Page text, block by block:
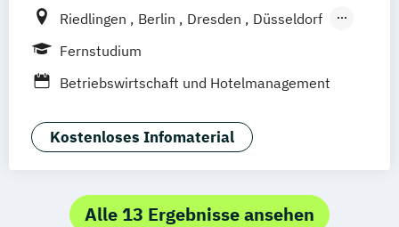
Riedlingen Berlin Dresden
Düsseldorf
Hamburg
Mannheim Wertheim
Wien
Frankfurt am Main Hamm
Fernstudium
Betriebswirtschaft und Hotelmanagement
Kostenloses Infomaterial
Alle 13 Ergebnisse ansehen